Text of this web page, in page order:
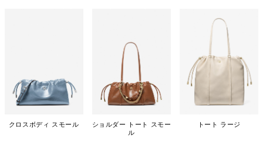
クロスボディ スモール
ショルダー トート スモー
ル
トート ラージ